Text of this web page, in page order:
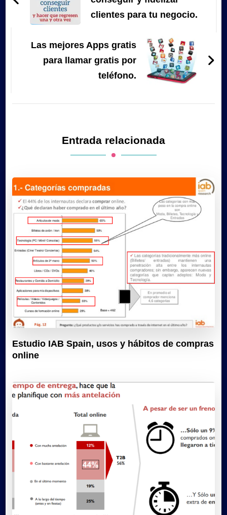
clientes para tu negocio.
Las mejores Apps gratis
para llamar gratis por
teléfono.
Entrada relacionada
Estudio IAB Spain, usos y hábitos de compras
online